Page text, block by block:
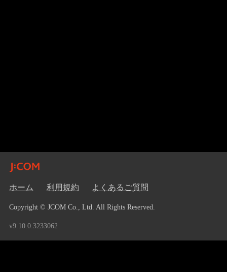
ホーム 利用規約 よくあるご質問
Copyright © JCOM Co., Ltd. All Rights Reserved.
v9.10.0.3233062